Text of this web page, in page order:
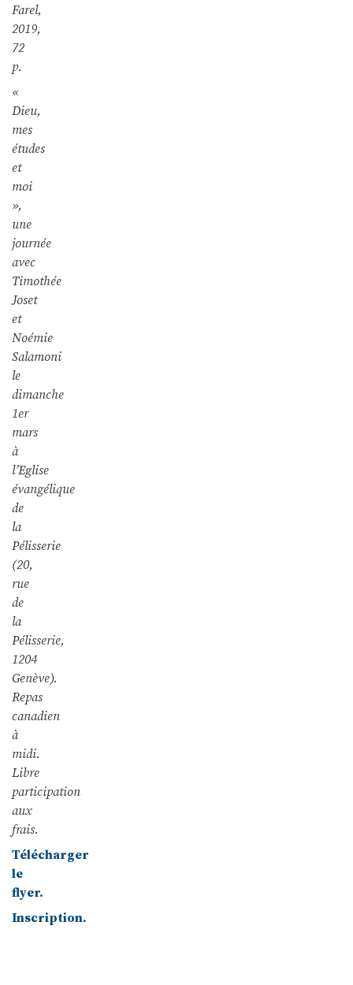
Farel,
2019,
72
p.
«
Dieu,
mes
études
et
moi
»,
une
journée
avec
Timothée
Joset
et
Noémie
Salamoni
le
dimanche
1er
mars
à
l’Eglise
évangélique
de
la
Pélisserie
(20,
rue
de
la
Pélisserie,
1204
Genève).
Repas
canadien
à
midi.
Libre
participation
aux
frais.
Télécharger
le
flyer.
Inscription.